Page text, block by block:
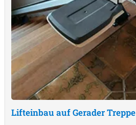
Lifteinbau auf Gerader Treppe